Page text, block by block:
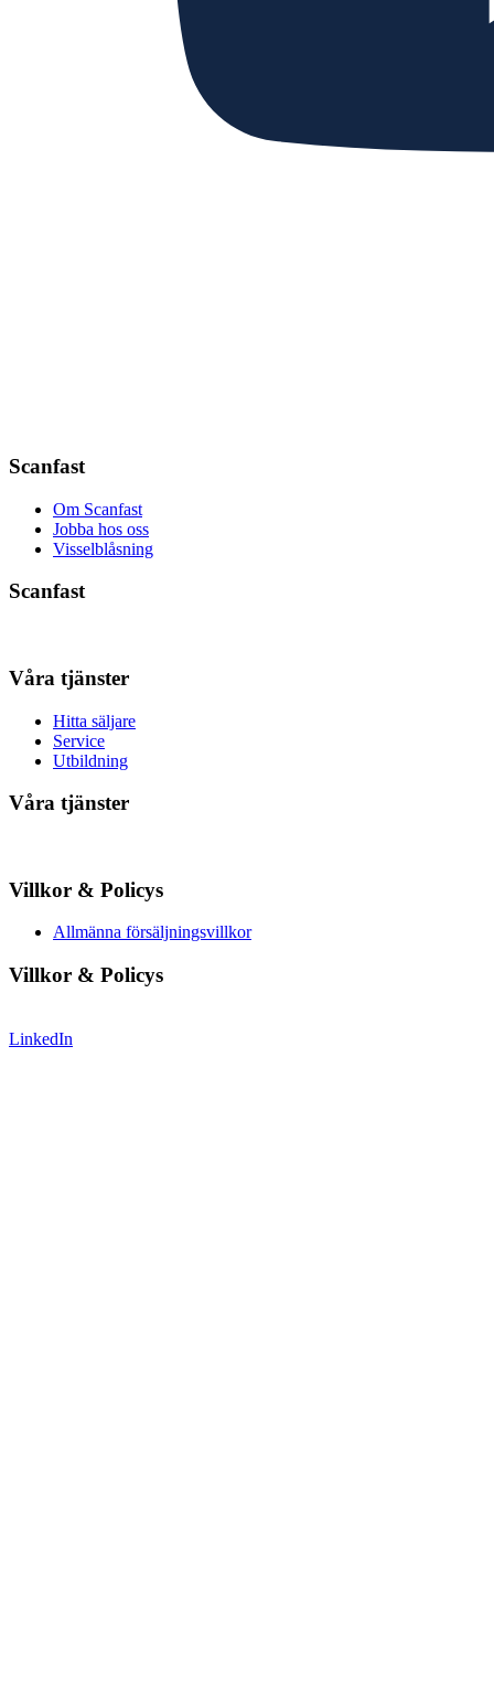
Scanfast
Om Scanfast
Jobba hos oss
Visselblåsning
Scanfast
Våra tjänster
Hitta säljare
Service
Utbildning
Våra tjänster
Villkor & Policys
Allmänna försäljningsvillkor
Villkor & Policys
LinkedIn